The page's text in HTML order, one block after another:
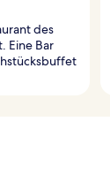
des
Eine Bar